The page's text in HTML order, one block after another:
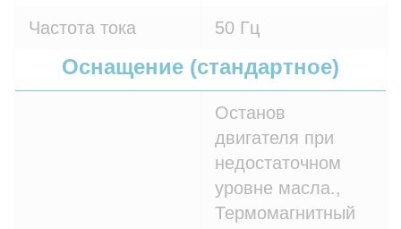
Частота тока 50 Гц
Оснащение (стандартное)
Останов
двигателя при
недостаточном
уровне масла.,
Термомагнитный